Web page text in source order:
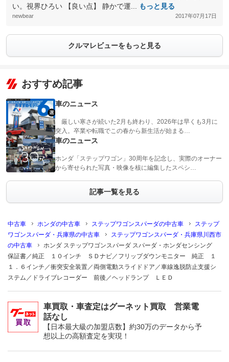
い。視界ひろい 【良い点】 静かで運...
もっと見る
newbear 2017年07月17日
クルマレビューをもっと見る
おすすめ記事
車のニュース
厳しい寒さが続いた2月も終わり、2026年は早くも3月に
突入。卒業や転職でこの春から新生活が始まる…
車のニュース
ホンダ「ステップワゴン」30周年を記念し、実際のオーナー
から寄せられた写真・映像を核に編集したスペシ…
記事一覧を見る
中古車 ホンダの中古車 ステップワゴンスパーダの中古車
ステップ
ワゴンスパーダ・兵庫県の中古車
ステップワゴンスパーダ・兵庫県川西市
の中古車
ホンダ ステップワゴンスパーダ スパーダ・ホンダセンシング
保証書／純正 １０インチ ＳＤナビ／フリップダウンモニター 純正 １
１．６インチ／衝突安全装置／両側電動スライドドア／車線逸脱防止支援シ
ステム／ドライブレコーダー 前後／ヘッドランプ ＬＥＤ
車買取・車査定はグーネット買取 営業電
話なし
【日本最大級の加盟店数】約30万のデータから予
想以上の高額査定を実現！